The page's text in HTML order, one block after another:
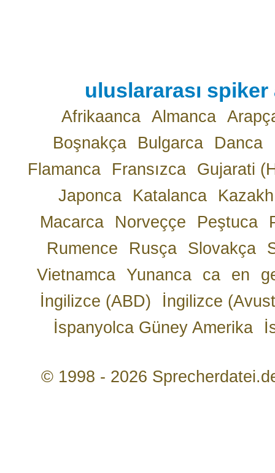
uluslararası
Afrikaanca Almanca
Boşnakça
Bulgarca Danca
Flamanca
Fransızca
Gujarati
Japonca
Katalanca
Kazakh
Macarca
Norveççe Peştuca
Rumence
Rusça Slovakça
Vietnamca
Yunanca ca en
İngilizce (ABD)
İngilizce
İspanyolca Güney Amerika
© 1998 - 2026